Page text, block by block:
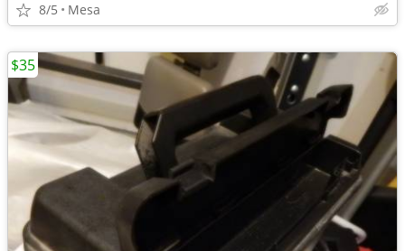
8/5 Mesa
$35